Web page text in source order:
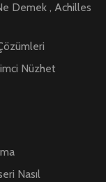
Demek , Achilles
Nüzhet
Nasıl